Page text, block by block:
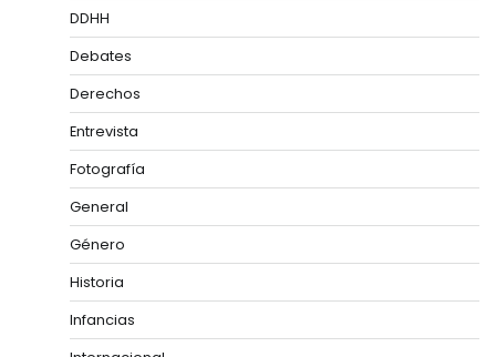
DDHH
Debates
Derechos
Entrevista
Fotografía
General
Género
Historia
Infancias